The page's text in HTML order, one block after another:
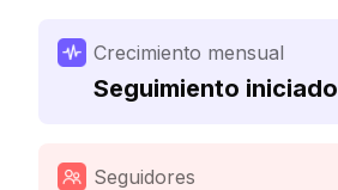
Crecimiento mensual
Seguimiento iniciado
Seguidores